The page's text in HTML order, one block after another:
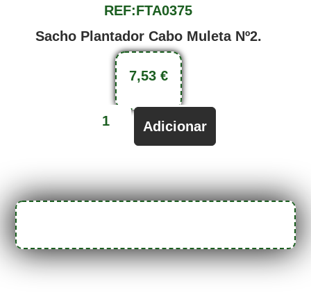
REF:FTA0375
Sacho Plantador Cabo Muleta Nº2.
7,53 €
Adicionar